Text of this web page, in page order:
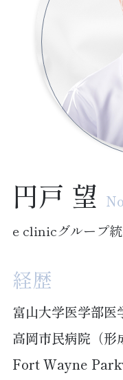
円戸 望
e clinicグループ
経歴
富山大学医学部医
高岡市民病院（形
Fort Wayne